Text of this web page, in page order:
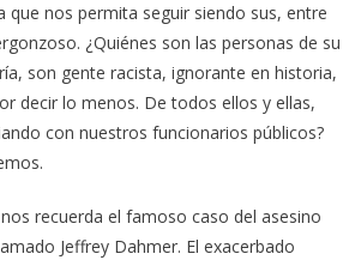
que nos permita seguir siendo sus, entre
¿Quiénes son las personas de su
son gente racista, ignorante en historia,
decir lo menos. De todos ellos y ellas,
con nuestros funcionarios públicos?
recuerda el famoso caso del asesino
Jeffrey Dahmer. El exacerbado